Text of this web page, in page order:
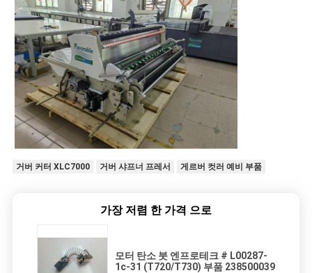
거버 커터 XLC7000 거버 샤프너 프레서 게르버 컷러 예비 부품
가장 저렴 한 가격 으로
모터 탄소 붓 엔프로테크 # L00287-
1c-31 (T720/T730) 부품 238500039